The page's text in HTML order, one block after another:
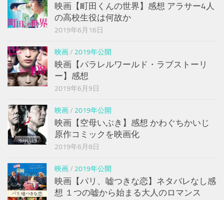
映画【町田くんの世界】感想 アラサー4人
の高校生役は何故か
2019年6月16日
映画/ 2019年公開
映画【パラレルワールド・ラブストーリ
ー】感想
2019年6月9日
映画/ 2019年公開
映画【空母いぶき】感想 かわぐちかいじ
原作コミックを映画化
2019年6月8日
映画/ 2019年公開
映画【パリ、嘘つきな恋】ネタバレなし感
想 １つの嘘から始まる大人のロマンス